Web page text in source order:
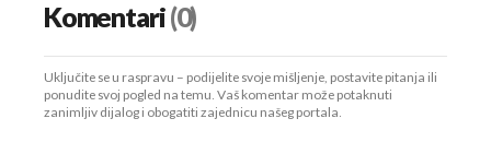
Komentari(0)
Uključite se u raspravu – podijelite svoje mišljenje, postavite pitanja ili
ponudite svoj pogled na temu. Vaš komentar može potaknuti
zanimljiv dijalog i obogatiti zajednicu našeg portala.